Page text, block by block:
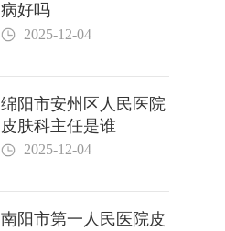
病好吗
2025-12-04
绵阳市安州区人民医院
皮肤科主任是谁
2025-12-04
南阳市第一人民医院皮